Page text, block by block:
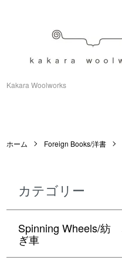
Kakara Woolworks
ホーム Foreign Books/洋書
カテゴリー
Spinning Wheels/紡
ぎ車